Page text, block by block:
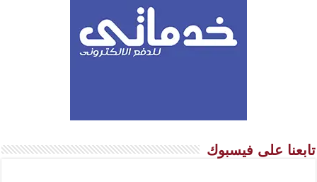
تابعنا على فيسبوك